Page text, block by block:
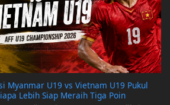
Myanmar U19 vs Vietnam U19 Pukul
Lebih Siap Meraih Tiga Poin